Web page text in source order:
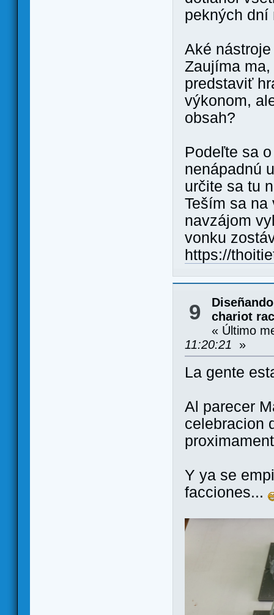
pekných dní
Aké nástroje
Zaujíma
predstaviť
výkonom,
obsah?
Podeľte sa
nenápadnú
určite sa tu
Teším sa na
navzájom
vonku
https://
9
chariot
« Último
11:20:21
»
La gente
Al parecer
celebracion
Y ya se
facciones...